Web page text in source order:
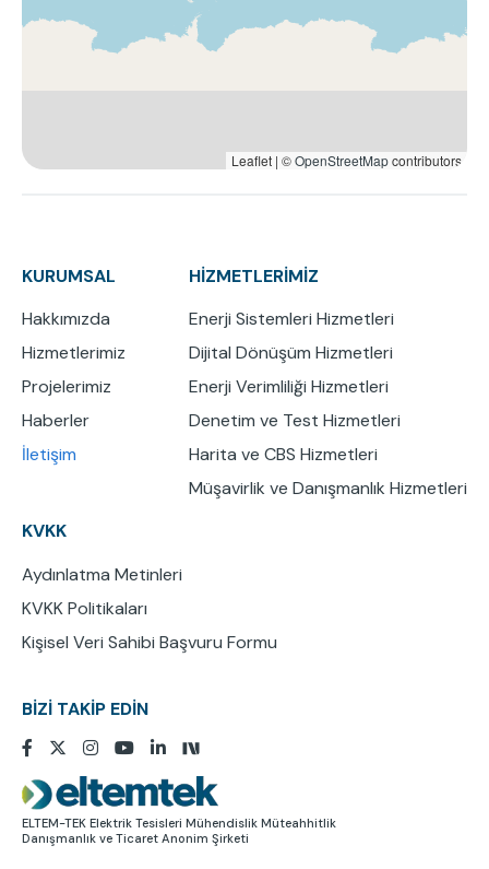
Leaflet | ©OpenStreetMapcontributors
KURUMSAL
Hakkımızda
Hizmetlerimiz
Projelerimiz
Haberler
İletişim
HİZMETLERİMİZ
Enerji Sistemleri Hizmetleri
Dijital Dönüşüm Hizmetleri
Enerji Verimliliği Hizmetleri
Denetim ve Test Hizmetleri
Harita ve CBS Hizmetleri
Müşavirlik ve Danışmanlık Hizmetleri
KVKK
Aydınlatma Metinleri
KVKK Politikaları
Kişisel Veri Sahibi Başvuru Formu
BİZİ TAKİP EDİN
Resim
ELTEM-TEK Elektrik Tesisleri Mühendislik Müteahhitlik
Danışmanlık ve Ticaret Anonim Şirketi